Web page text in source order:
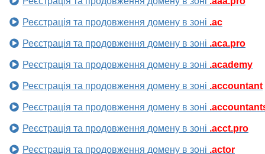
Реєстрація та продовження домену в зоні .ac
Реєстрація та продовження домену в зоні .aca.pro
Реєстрація та продовження домену в зоні .academy
Реєстрація та продовження домену в зоні .accountant
Реєстрація та продовження домену в зоні
Реєстрація та продовження домену в зоні .acct.pro
Реєстрація та продовження домену в зоні .actor